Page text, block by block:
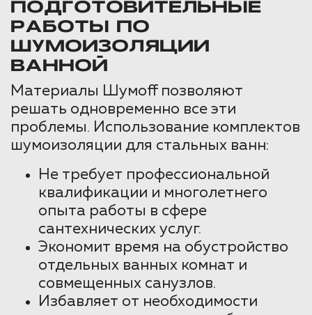
ПОДГОТОВИТЕЛЬНЫЕ
РАБОТЫ ПО
ШУМОИЗОЛЯЦИИ
ВАННОЙ
Материалы Шумоff позволяют
решать одновременно все эти
проблемы. Использование комплектов
шумоизоляции для стальных ванн:
Не требует профессиональной
квалификации и многолетнего
опыта работы в сфере
сантехнических услуг.
Экономит время на обустройство
отдельных ванных комнат и
совмещенных санузлов.
Избавляет от необходимости